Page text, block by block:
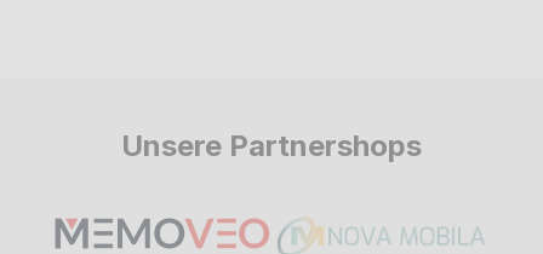
Unsere Partnershops